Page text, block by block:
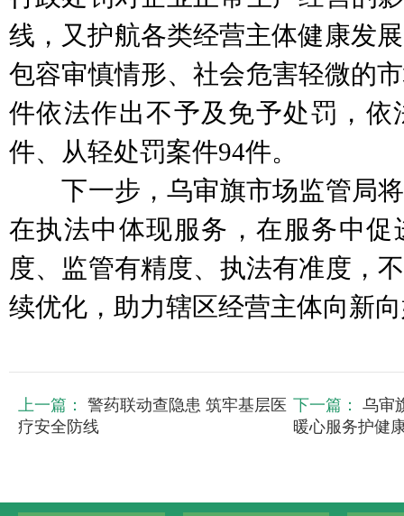
线，又护航各类经营主体健康发
包容审慎情形、社会危害轻微的
件依法作出不予及免予处罚，依
件、从轻处罚案件94件。
下一步，乌审旗市场监管局将
在执法中体现服务，在服务中
度、监管有精度、执法有准度，
续优化，助力辖区经营主体向新
上一篇：
警药联动查隐患 筑牢基层医
疗安全防线
下一篇：
乌审
暖心服务护健